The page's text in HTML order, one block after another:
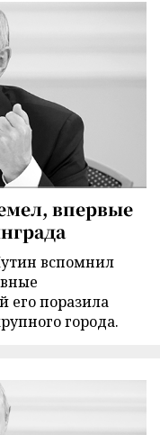
впервые
вспомнил
его поразила
города.